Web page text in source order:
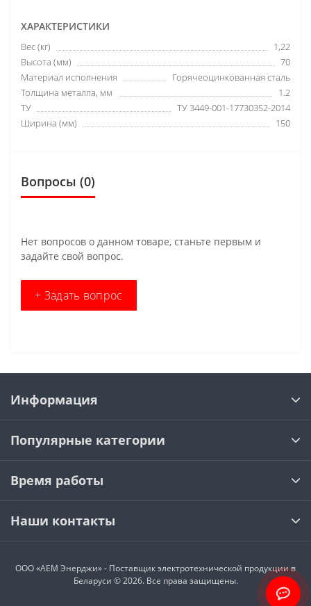
ХАРАКТЕРИСТИКИ
Вес (кг)
1,22
Высота (мм)
70
Материал исполнения
Горячеоцинкованная сталь
Толщина металла, мм
1.2
ТУ
ТУ 3449-001-17730352-2014
Ширина (мм)
150
Вопросы (0)
Нет вопросов о данном товаре, станьте первым и
задайте свой вопрос.
+ Задать вопрос
Информация
Популярные категории
Время работы
Наши контакты
ООО «АЕМ Энерджи» - Поставщик электротехнической продукции в
Беларуси © 2026. Все права защищены.